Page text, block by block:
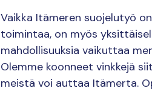
Vaikka Itämeren suojelutyö
toimintaa, on myös
mahdollisuuksia vaikuttaa
Olemme koonneet vinkkejä
meistä voi auttaa Itämerta.